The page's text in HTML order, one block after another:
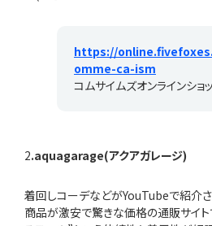
https://
omme-ca-ism
コムサイムズオンラインショ
2.aquagarage(アクアガレージ)
着回しコーデなどがYouTubeで紹介さ
商品が激安で驚きな価格の通販サイト